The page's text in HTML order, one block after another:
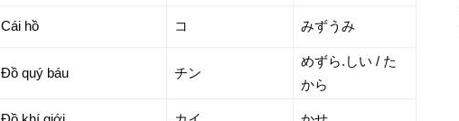
Cái hồ コ みずうみ
Đồ quý báu チン
めずら.しい / た
から